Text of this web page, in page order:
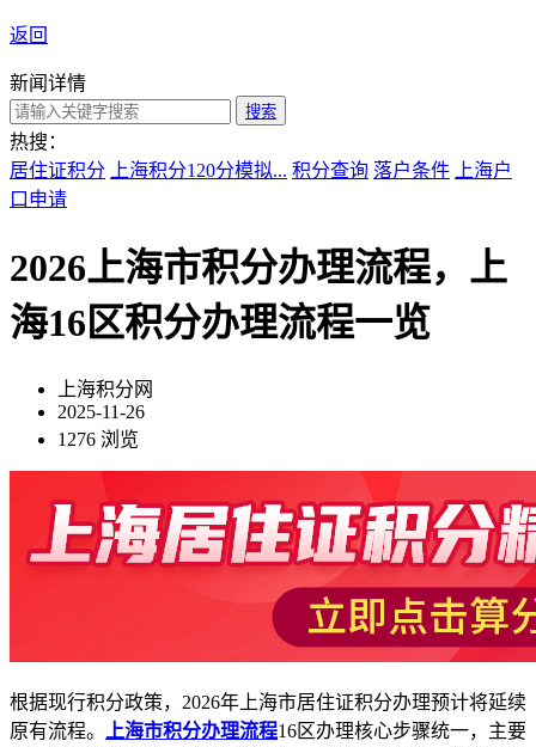
返回
新闻详情
搜索
热搜：
居住证积分
上海积分120分模拟... 积分查询 落户条件
上海户
口申请
2026上海市积分办理流程，上
海16区积分办理流程一览
上海积分网
2025-11-26
1276 浏览
根据现行积分政策，2026年上海市居住证积分办理预计将延续
原有流程。
上海市积分办理流程16区办理核心步骤统一，主要